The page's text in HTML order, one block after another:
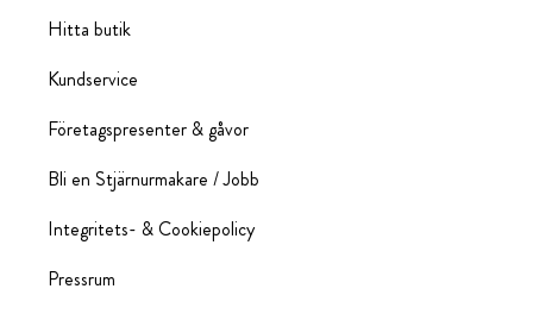
Hitta butik
Kundservice
Företagspresenter & gåvor
Bli en Stjärnurmakare / Jobb
Integritets- & Cookiepolicy
Pressrum